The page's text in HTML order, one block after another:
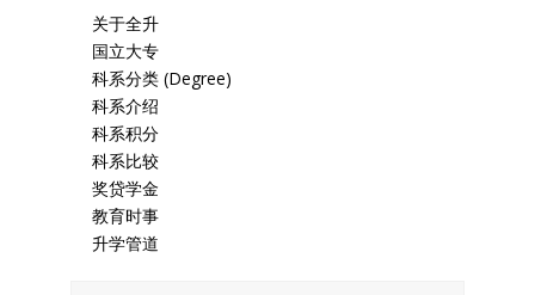
关于全升
国立大专
科系分类 (Degree)
科系介绍
科系积分
科系比较
奖贷学金
教育时事
升学管道